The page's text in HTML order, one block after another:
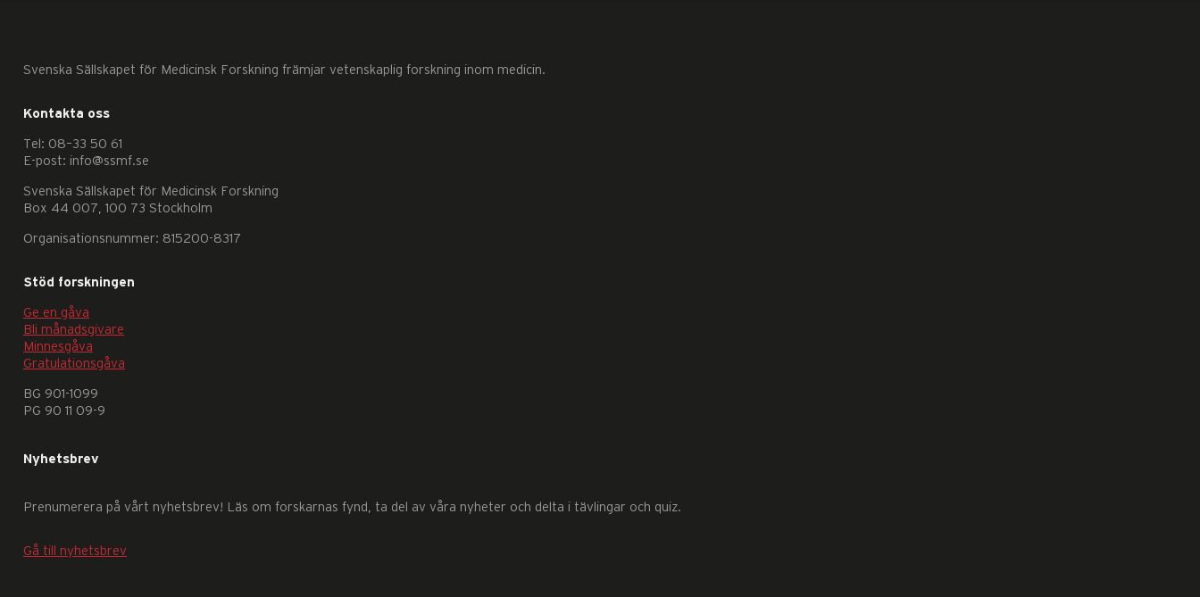
Svenska Sällskapet för Medicinsk Forskning främjar vetenskaplig forskning inom medicin.
Kontakta oss
Tel: 08–33 50 61
E-post: info@ssmf.se
Svenska Sällskapet för Medicinsk Forskning
Box 44 007, 100 73 Stockholm
Organisationsnummer: 815200-8317
Stöd forskningen
Ge en gåva
Bli månadsgivare
Minnesgåva
Gratulationsgåva
BG 901-1099
PG 90 11 09-9
Nyhetsbrev
Prenumerera på vårt nyhetsbrev! Läs om forskarnas fynd, ta del av våra nyheter och delta i tävlingar och quiz.
Gå till nyhetsbrev
Nödvändiga
Dessa
kakor
går
att
bort.
behövs